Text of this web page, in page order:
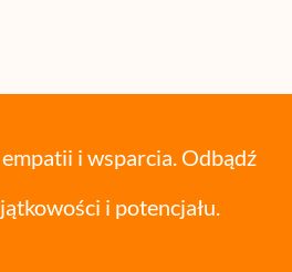
i wsparcia. Odbądź
i potencjału.